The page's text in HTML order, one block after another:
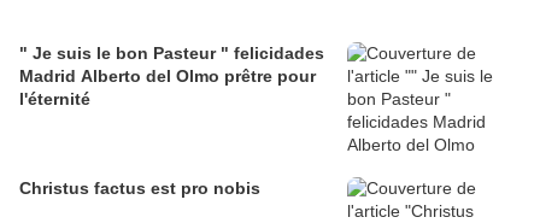
" Je suis le bon Pasteur " felicidades
Madrid Alberto del Olmo prêtre pour
l'éternité
Christus factus est pro nobis